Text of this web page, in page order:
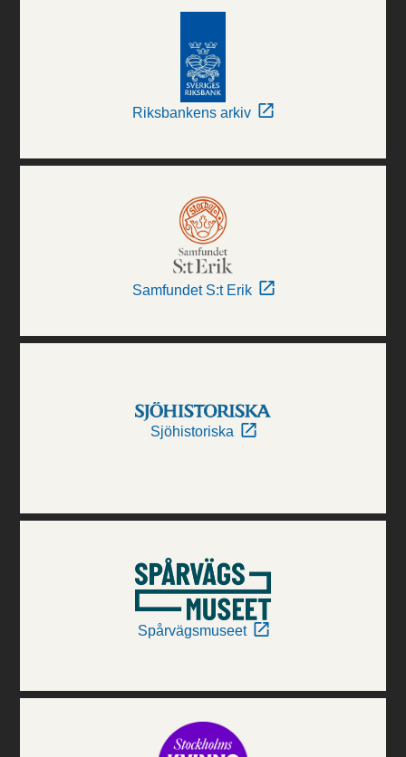
Riksbankens arkiv
Samfundet S:t Erik
Sjöhistoriska
Spårvägsmuseet